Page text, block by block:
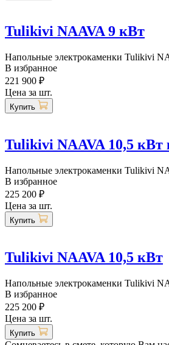
Tulikivi NAAVA 9 кВт
Напольные электрокаменки Tulikivi
В избранное
221 900 ₽
Цена за шт.
Купить
Tulikivi NAAVA 10,5 кВт
Напольные электрокаменки Tulikivi
В избранное
225 200 ₽
Цена за шт.
Купить
Tulikivi NAAVA 10,5 кВт
Напольные электрокаменки Tulikivi
В избранное
225 200 ₽
Цена за шт.
Купить